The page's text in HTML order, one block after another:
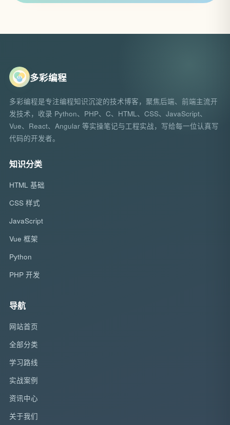
多彩编程
多彩编程是专注编程知识沉淀的技术博客，聚焦后端、前端主流开
发技术，收录 Python、PHP、C、HTML、CSS、JavaScript、
Vue、React、Angular 等实操笔记与工程实战，写给每一位认真写
代码的开发者。
知识分类
HTML 基础
CSS 样式
JavaScript
Vue 框架
Python
PHP 开发
导航
网站首页
全部分类
学习路线
实战案例
资讯中心
关于我们